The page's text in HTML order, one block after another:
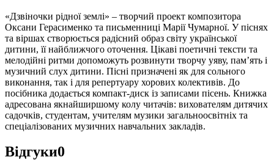
«Дзвіночки рідної землі» – творчий проект композитора
Оксани Герасименко та письменниці Марії Чумарної. У піснях
та віршах створюється радісний образ світу української
дитини, її найближчого оточення. Цікаві поетичні тексти та
мелодійні ритми допоможуть розвинути творчу уяву, пам’ять і
музичний слух дитини. Пісні призначені як для сольного
виконання, так і для репертуару хорових колективів. До
посібника додається компакт-диск із записами пісень. Книжка
адресована якнайширшому колу читачів: вихователям дитячих
садочків, студентам, учителям музики загальноосвітніх та
спеціалізованих музичних навчальних закладів.
Відгуки0